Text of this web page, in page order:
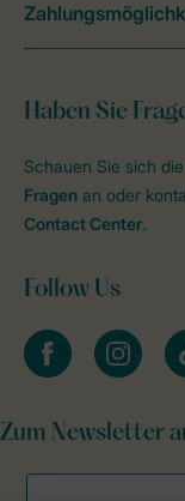
Haben Sie
Schauen Sie sich die
Fragen an oder
Contact Center.
Follow Us
facebookinstagram
Zum Newsletter